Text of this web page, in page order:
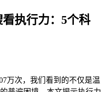
执行力：5个科
万次，我们看到的不仅是温